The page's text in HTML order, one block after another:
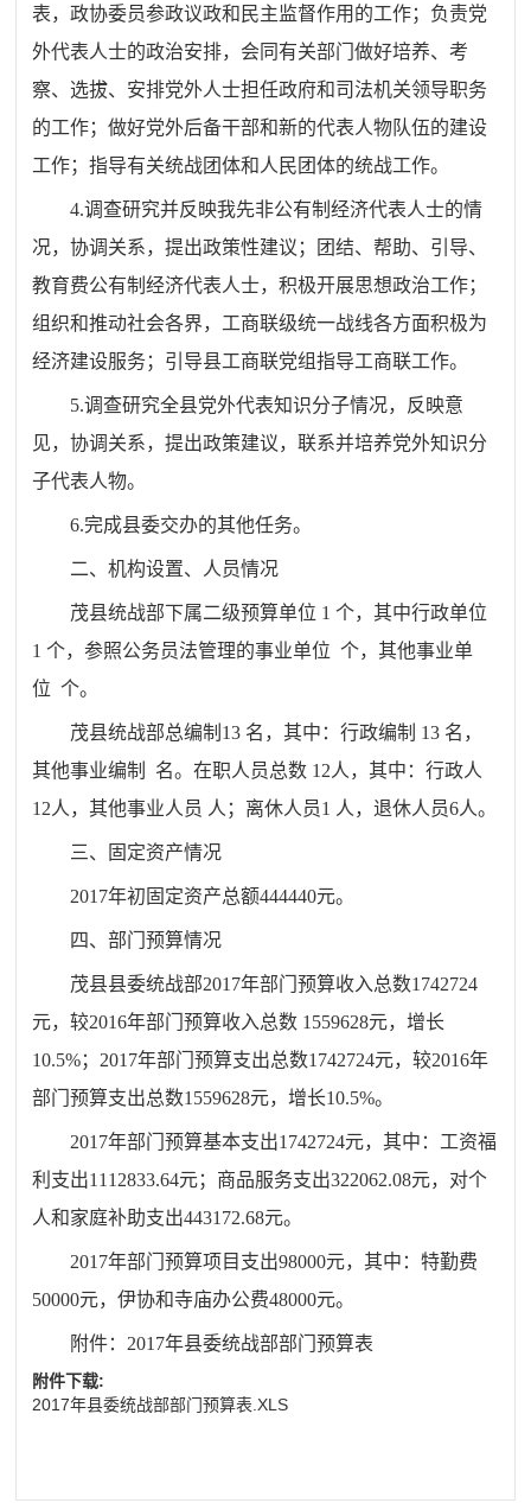
表，政协委员参政议政和民主监督作用的工作；负责党
外代表人士的政治安排，会同有关部门做好培养、考
察、选拔、安排党外人士担任政府和司法机关领导职务
的工作；做好党外后备干部和新的代表人物队伍的建设
工作；指导有关统战团体和人民团体的统战工作。
4.调查研究并反映我先非公有制经济代表人士的情
况，协调关系，提出政策性建议；团结、帮助、引导、
教育费公有制经济代表人士，积极开展思想政治工作；
组织和推动社会各界，工商联级统一战线各方面积极为
经济建设服务；引导县工商联党组指导工商联工作。
5.调查研究全县党外代表知识分子情况，反映意
见，协调关系，提出政策建议，联系并培养党外知识分
子代表人物。
6.完成县委交办的其他任务。
二、机构设置、人员情况
茂县统战部下属二级预算单位 1 个，其中行政单位
1 个，参照公务员法管理的事业单位 个，其他事业单
位 个。
茂县统战部总编制13 名，其中：行政编制 13 名，
其他事业编制 名。在职人员总数 12人，其中：行政人
12人，其他事业人员 人；离休人员1 人，退休人员6人。
三、固定资产情况
2017年初固定资产总额444440元。
四、部门预算情况
茂县县委统战部2017年部门预算收入总数1742724
元，较2016年部门预算收入总数 1559628元，增长
10.5%；2017年部门预算支出总数1742724元，较2016年
部门预算支出总数1559628元，增长10.5%。
2017年部门预算基本支出1742724元，其中：工资福
利支出1112833.64元；商品服务支出322062.08元，对个
人和家庭补助支出443172.68元。
2017年部门预算项目支出98000元，其中：特勤费
50000元，伊协和寺庙办公费48000元。
附件：2017年县委统战部部门预算表
附件下载:
2017年县委统战部部门预算表.XLS